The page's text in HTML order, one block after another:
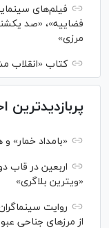
فیلم‌های
فضاییه»، «صد
مرزی»
کتاب «انقلاب
پربازدیدترین
«بامداد خمار»
اربعین در قاب
«ویترین بلاگری»
روایت
از مرزهای جناحی